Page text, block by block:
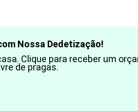
Nossa Dedetização!
Clique para receber um
de pragas.